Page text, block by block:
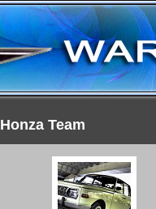
Honza Team